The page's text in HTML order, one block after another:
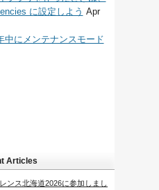
に設定しよう Apr
中にメンテナンスモード
Articles
ンス北海道2026に参加しまし